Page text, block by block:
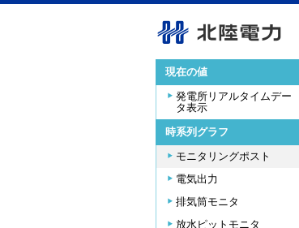
現在の値
発電所リアルタイムデー
タ表示
時系列グラフ
モニタリングポスト
電気出力
排気筒モニタ
放水ピットモニタ